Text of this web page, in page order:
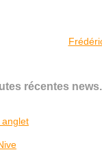
récentes news.